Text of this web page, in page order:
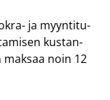
ja myyn­ti­tu­
kus­tan­
noin 12